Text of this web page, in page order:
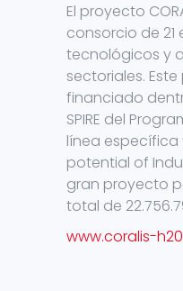
El proyecto
consorcio de 21
tecnológicos y
sectoriales.
financiado
SPIRE del
línea específica
potential of
gran proyecto
total de
www.coralis-